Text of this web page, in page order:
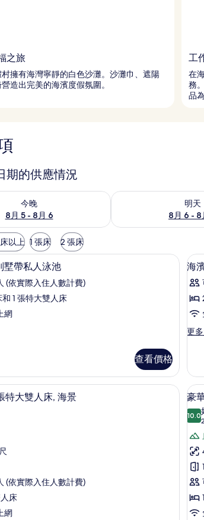
之旅
擁有海灣寧靜的白色沙灘。沙灘巾、遮陽
造出完美的海濱度假氛圍。
工
在
務
品
期的供應情況
今晚
8月 5 - 8月 6
5 - 8月 6) 的供應情況
明天
8月 6 - 8
查看明天 (8月 6 - 8月
以上 1 張床 2 張床
迷你吧、客房內保險箱、書桌、遮光布/窗
墅帶私人泳池
(依實際入住人數計費)
1 張特大雙人床
網
查看價格
顯
示
海
濱
臥
別
墅
帶
私
人
泳
池
的
所
有
海
更
更
三
臥
室
墅
私
人
泳
池
的
情
迷你吧、客房內保險箱、書桌、遮光布/窗
特大雙人床, 海景
分
(依實際入住人數計費)
床
網
顯
示
豪
華
客
房,
1
張
特
6
豪
10.0